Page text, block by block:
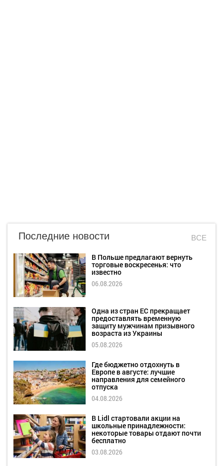
Последние новости ВСЕ
В Польше предлагают вернуть
торговые воскресенья: что
известно
06.08.2026
Одна из стран ЕС прекращает
предоставлять временную
защиту мужчинам призывного
возраста из Украины
05.08.2026
Где бюджетно отдохнуть в
Европе в августе: лучшие
направления для семейного
отпуска
04.08.2026
В Lidl стартовали акции на
школьные принадлежности:
некоторые товары отдают почти
бесплатно
03.08.2026